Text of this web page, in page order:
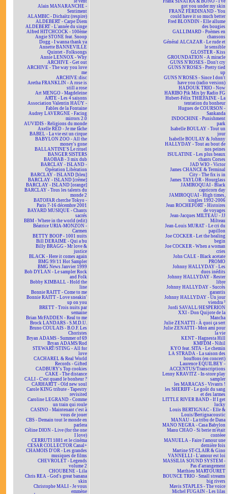
le vent
Alain MANARANCHE -
Sentiment
ALAMBIC - Dichaïtz (respire)
ALDEBERT - Carpe Diem
ALDEBERT - L'année du singe
Alfred HITCHCOCK - 100ème
Angie STONE feat. Snoop
Dogg - I wanna thank ya
Annette BANNEVILLE
Quintet - Folksongs
Annie LENNOX - Why
ARCHIVE - Get out
ARCHIVE - The way you love
me
ARCHIVE:disc
Aretha FRANKLIN - A rose is
still a rose
Art MENGO - Magdeleine
ARTE - Les 4 saisons
Association Valentin HAÜY -
Fables de la Fontaine
Audrey LAVERGNE - Facing
mirrors 2.0
AUVIDIS - Religions du monde
Axelle RED - Je me fâche
BABEL - La vie est un cirque
BABYLON ZOO - All the
money's gone
BALLANTINE'S Le rituel
BANGER SISTERS
BAOBAB - 3 mix dub
BARCLAY - ISLAND -
Opération Libération
BARCLAY - ISLAND [bleu]
BARCLAY - ISLAND [crème]
BARCLAY - ISLAND [orange]
BARCLAY - Tous les talents du
monde 2
BATOFAR cherche Tokyo -
Paris 7-16 décembre 2001
BAYARD MUSIQUE - Chants
sacrés
BBM - Where in the world (edit)
Béatrice URIA-MONZON -
Carmen
BETTY BOOP - 1001 nuits
Bill DERAIME - Qui a bu
Billy BRAGG - Mr love &
justice
BLACK - Here it comes again
BMG 99/11 Hot Sampler
BMG News Janvier 1999
Bob DYLAN - Le sampler Rock
and Folk
Bobby KIMBALL - Hold the
line
Bonnie RAITT - Come to me
Bonnie RAITT - Love sneakin'
up on you
BRETT - Trois nuits par
semaine
Brian McFADDEN - Real to me
Brock LANDARS - S.M.D.U.
Bruno COULAIS - B.O.F. Les
Choristes
Bryan ADAMS - Summer of 69
Bryan ADAMS/Rod
STEWART/STING - All for
love
CACHAREL & Real World
Records - Gifted
CADBURY's Top cookies
CAKE - The distance
CALI - C'est quand le bonheur ?
CARHARTT - Old new soul
Carole KING tribute - Tapestry
revisited
Caroline LEGRAND - Comme
un train qui roule
CASINO - Maintenant c'est à
vous de jouer
CBS - Demain tout le monde en
parlera
Céline DION - Live (for the one
I love)
CERRUTI 1881 et le cinéma
CESAR COLLECTOR Canal+
CHAMOIS D'OR - Les grandes
musiques de films
CHEVROLET - Legends
volume 2
CHOUBENE - Lila
Chris REA - God's great banana
skin
Christophe MALI - Je vous
emmène
Frank SINATRA & BONO - I've
got you under my skin
FRANZ FERDINAND - You
could have it so much better
Fred BLONDIN - Elle allume
des bougies
GALLIMARD - Poèmes en
chansons
Général ALCAZAR - Le rude et
le sensible
GLOSTER - Kiss
GROUNDATION - A miracle
GUNS N'ROSES - Don't cry
GUNS N'ROSES - Pretty tied
up
GUNS N'ROSES - Since I don't
have you (radio version)
HADOUK TRIO - Now
HARIBO Pik Mix by Radio FG
Hubert-Félix THIÉFAINE - La
tentation du bonheur
Hugues de COURSON -
Sankanda
INDOCHINE - Punishment
park
Isabelle BOULAY - Tout un
jour
Isabelle BOULAY & Johnny
HALLYDAY - Tout au bout de
nos peines
ISULATINE - Les plus beaux
chants Corses
JAD WIO - Victor
James CHANCE & Terminal
City - The fix is in
James TAYLOR - Hourglass
JAMIROQUAI - Black
capricorn day
JAMIROQUAI - High times,
singles 1992-2006
Jean ROCHEFORT - Histoires
de voyages
Jean-Jacques MILTEAU - JJ
Milteau
Jean-Louis MURAT - Le cri du
papillon
Joe COCKER - Let the healing
begin
Joe COCKER - When a woman
cries
John CALE - Black acetate
PROMO
Johnny HALLYDAY - Les
duos inédits
Johnny HALLYDAY - Rester
libre
Johnny HALLYDAY - Succès
garantis
Johnny HALLYDAY - Un jour
viendra ²
Jordi SAVALL/HESPERION
XXI - Don Quijote de la
Mancha
Julie ZENATTI - À quoi ça sert
Julie ZENATTI - Mon ami pour
la vie
KENT - Hagnesta Hill
KMFDM - Nihil
KYO feat. SITA - Le chemin
LA STRADA - La saison des
bouffons (en concert)
Laurence EQUILBEY -
ACCENTUS/Transcriptions
Lenny KRAVITZ - In-store play
sampler
les MARACAS - Vivants !
les SHERIFF - Le goût du sang
et des larmes
LITTLE RIVER BAND - If I get
lucky
Louis BERTIGNAC - Elle &
Louis/Bertignacoustic
MANAU - La tribu de Dana
MANO NEGRA - Casa Babylon
Manu CHAO - Si berie m'était
contéee
MANUELA - Faire l'amour une
dernière fois
Martine ST-CLAIR & Gino
VANNELLI - L'amour est loi
MASSILIA SOUND SYSTEM -
Pas d'arrangement
Matthieu MARTOURET
BOUNCE TRIO - Small streams
big rivers
Mavis STAPLES - The voice
Michel FUGAIN - Les lilas